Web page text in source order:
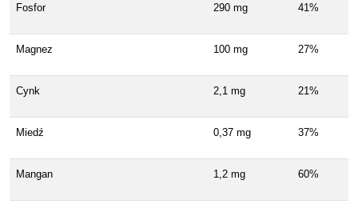
Fosfor 290 mg 41%
Magnez 100 mg 27%
Cynk 2,1 mg 21%
Miedź 0,37 mg 37%
Mangan 1,2 mg 60%